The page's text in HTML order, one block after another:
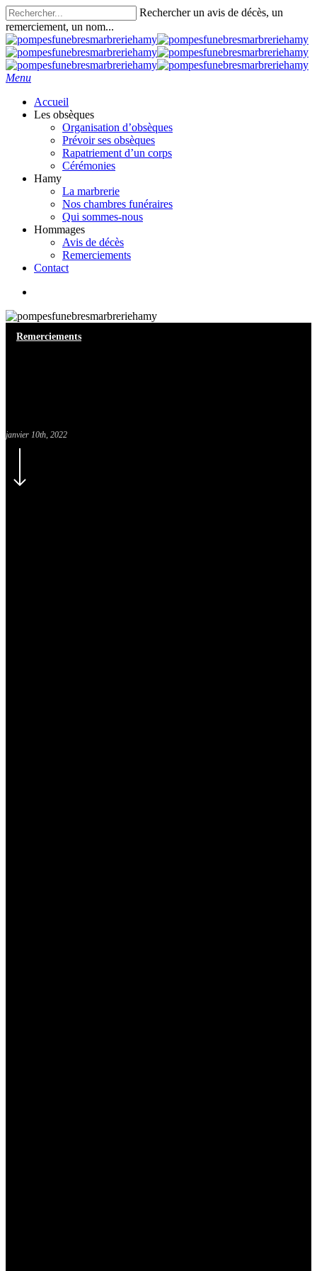
Skip
to
main
content
Rechercher un avis de décès, un
remerciement, un nom...
Close
Search
search
Menu
Accueil
Les obsèques
Organisation d’obsèques
Prévoir ses obsèques
Rapatriement d’un corps
Cérémonies
Hamy
La marbrerie
Nos chambres funéraires
Qui sommes-nous
Hommages
Avis de décès
Remerciements
Contact
Remerciements
janvier 10th, 2022